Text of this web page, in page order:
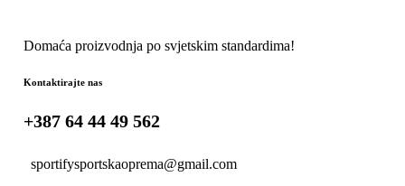
Domaća proizvodnja po svjetskim standardima!
Kontaktirajte nas
+387 64 44 49 562
sportifysportskaoprema@gmail.com